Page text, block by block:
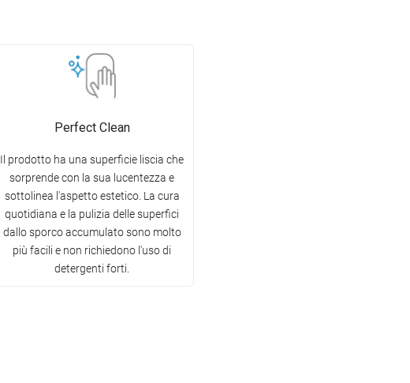
Perfect Clean
Il prodotto ha una superficie liscia che
sorprende con la sua lucentezza e
sottolinea l'aspetto estetico. La cura
quotidiana e la pulizia delle superfici
dallo sporco accumulato sono molto
più facili e non richiedono l'uso di
detergenti forti.